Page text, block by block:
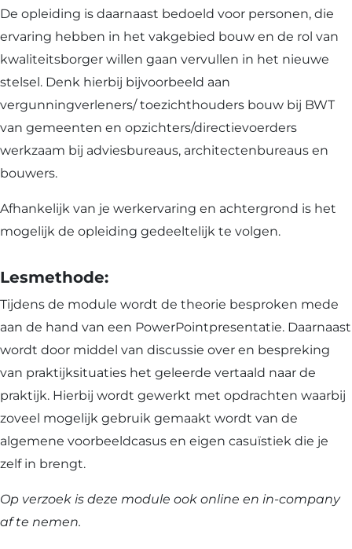
De opleiding is daarnaast bedoeld voor personen, die
ervaring hebben in het vakgebied bouw en de rol van
kwaliteitsborger willen gaan vervullen in het nieuwe
stelsel. Denk hierbij bijvoorbeeld aan
vergunningverleners/ toezichthouders bouw bij BWT
van gemeenten en opzichters/directievoerders
werkzaam bij adviesbureaus, architectenbureaus en
bouwers.
Afhankelijk van je werkervaring en achtergrond is het
mogelijk de opleiding gedeeltelijk te volgen.
Lesmethode:
Tijdens de module wordt de theorie besproken mede
aan de hand van een PowerPointpresentatie. Daarnaast
wordt door middel van discussie over en bespreking
van praktijksituaties het geleerde vertaald naar de
praktijk. Hierbij wordt gewerkt met opdrachten waarbij
zoveel mogelijk gebruik gemaakt wordt van de
algemene voorbeeldcasus en eigen casuïstiek die je
zelf in brengt.
Op verzoek is deze module ook online en in-company
af te nemen.